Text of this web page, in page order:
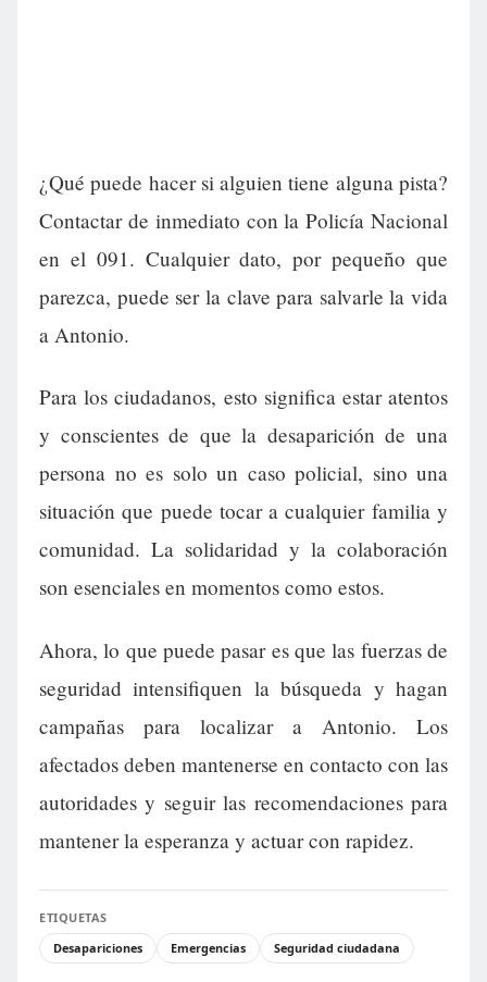
¿Qué puede hacer si alguien tiene alguna pista?
Contactar de inmediato con la Policía Nacional
en el 091. Cualquier dato, por pequeño que
parezca, puede ser la clave para salvarle la vida
a Antonio.
Para los ciudadanos, esto significa estar atentos
y conscientes de que la desaparición de una
persona no es solo un caso policial, sino una
situación que puede tocar a cualquier familia y
comunidad. La solidaridad y la colaboración
son esenciales en momentos como estos.
Ahora, lo que puede pasar es que las fuerzas de
seguridad intensifiquen la búsqueda y hagan
campañas para localizar a Antonio. Los
afectados deben mantenerse en contacto con las
autoridades y seguir las recomendaciones para
mantener la esperanza y actuar con rapidez.
ETIQUETAS
Desapariciones
Emergencias Seguridad ciudadana